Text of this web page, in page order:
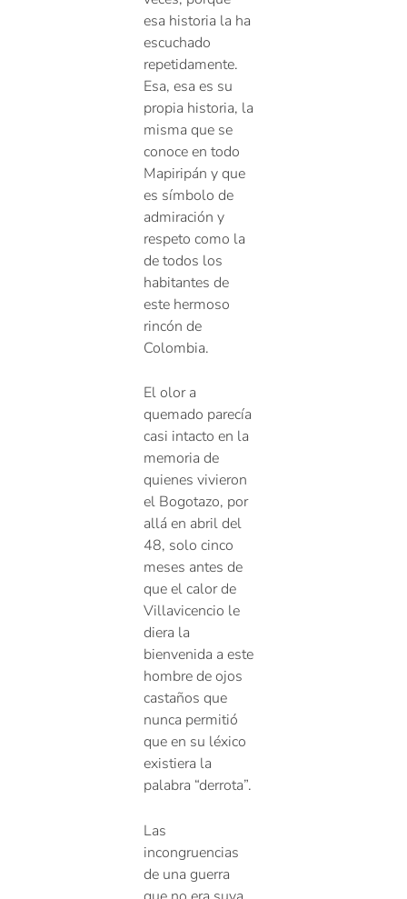
esa historia la ha
escuchado
repetidamente.
Esa, esa es su
propia historia, la
misma que se
conoce en todo
Mapiripán y que
es símbolo de
admiración y
respeto como la
de todos los
habitantes de
este hermoso
rincón de
Colombia.
El olor a
quemado parecía
casi intacto en la
memoria de
quienes vivieron
el Bogotazo, por
allá en abril del
48, solo cinco
meses antes de
que el calor de
Villavicencio le
diera la
bienvenida a este
hombre de ojos
castaños que
nunca permitió
que en su léxico
existiera la
palabra “derrota”.
Las
incongruencias
de una guerra